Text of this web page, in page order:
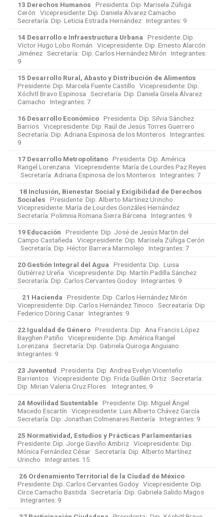
13 Derechos Humanos Presidenta: Dip. Marisela Zúñiga
Cerón Vicepresidente: Dip. Daniela Álvarez Camacho
Secretaría: Dip. Leticia Estrada Hernández Integrantes: 9
14 Desarrollo e Infraestructura Urbana Presidente: Dip.
Víctor Hugo Lobo Román Vicepresidente: Dip. Ernesto Alarcón
Jiménez Secretaría: Dip. Carlos Hernández Mirón Integrantes:
9
15 Desarrollo Rural, Abasto y Distribución de Alimentos
Presidente: Dip. Marcela Fuente Castillo Vicepresidente: Dip.
Xóchitl Bravo Espinosa Secretaría: Dip. Daniela Gisela Álvarez
Camacho Integrantes: 7
16 Desarrollo Económico Presidenta: Dip. Silvia Sánchez
Barrios Vicepresidente: Dip. Raúl de Jesús Torres Guerrero
Secretaría: Dip. Adriana Espinosa de los Monteros Integrantes:
9
17 Desarrollo Metropolitano Presidenta: Dip. América
Rangel Lorenzana Vicepresidente: María de Lourdes Paz Reyes
Secretaría: Adriana Espinosa de los Monteros Integrantes: 7
18 Inclusión, Bienestar Social y Exigibilidad de Derechos
Sociales Presidente: Dip. Alberto Martínez Urincho
Vicepresidente: María de Lourdes Gonzáles Hernández
Secretaría: Polimnia Romana Sierra Bárcena Integrantes: 9
19 Educación Presidente: Dip. José de Jesús Martin del
Campo Castañeda Vicepresidente: Dip. Marisela Zúñiga Cerón
Secretaría: Dip. Héctor Barrera Marmolejo Integrantes: 7
20 Gestión Integral del Agua
Presidenta: Dip. Luisa
Gutiérrez Ureña Vicepresidente: Dip. Martín Padilla Sánchez
Secretaría: Dip. Carlos Cervantes Godoy Integrantes: 9
21 Hacienda Presidente: Dip. Carlos Hernández Mirón
Vicepresidente: Dip. Carlos Hernández Tinoco Secreataría: Dip.
Federico Döring Casar Integrantes: 9
22 Igualdad de Género Presidenta: Dip. Ana Francis López
Bayghen Patiño Vicepresidente: Dip. América Rangel
Lorenzana Secretaría: Dip. Gabriela Quiroga Anguiano
Integrantes: 9
23 Juventud Presidenta: Dip. Andrea Evelyn Vicenteño
Barrientos Vicepresidente: Dip. Frida Guillén Ortiz Secretaría:
Dip. Mirian Valeria Cruz Flores Integrantes: 9
24 Movilidad Sustentable Presidente: Dip. Miguel Ángel
Macedo Escartín Vicepresidente: Luis Alberto Chávez García
Secretaría: Dip. Jonathan Colmenares Rentería Integrantes: 9
25 Normatividad, Estudios y Prácticas Parlamentarias
Presidente: Dip. Jorge Gaviño Ambriz Vicepresidente: Dip.
Mónica Fernández César Secretaría: Dip. Alberto Martínez
Urincho Integrantes: 15
26 Ordenamiento Territorial de la Ciudad de México
Presidente: Dip. Carlos Cervantes Godoy Vicepresidente: Dip.
Circe Camacho Bastida Secretaría: Dip. Gabriela Salido Magos
Integrantes: 9